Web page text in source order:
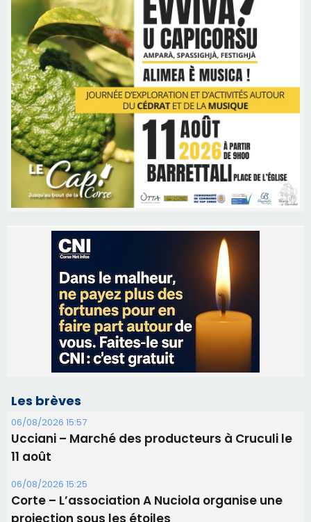
Les brèves
06/08/2026 15:57
Ucciani – Marché des producteurs à Cruculi le
06/08/2026 15:25
Corte – L’association A Nuciola organise une
06/08/2026 15:04
Alata - Soirée Tango Argentin au stade de San
Benedetto
05/08/2026 09:53
Biguglia : messe de la Sainte-Marie et
procession le 14 août